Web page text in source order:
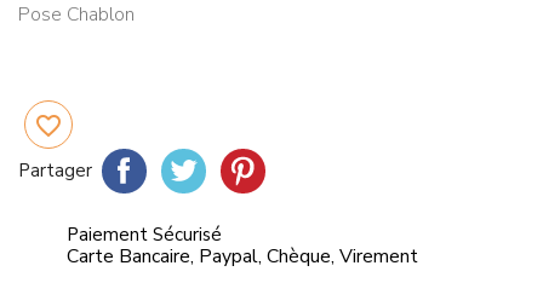
Pose Chablon
favorite_border
Partager
PartagerTweet Pinterest
Paiement Sécurisé
Carte Bancaire, Paypal, Chèque, Virement